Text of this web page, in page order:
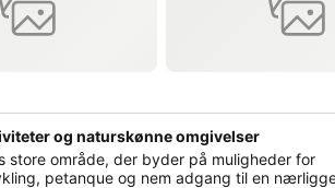
og naturskønne omgivelser
store område, der byder på muligheder for
petanque og nem adgang til en